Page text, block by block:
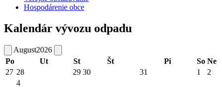
Hospodárenie obce
Kalendár vývozu odpadu
August2026
Po
Ut St Št Pi So Ne
27 28 29 30 31 1 2
4